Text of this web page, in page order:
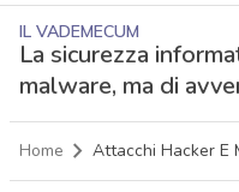
IL VADEMECUM
La sicurezza
malware, ma di
Home Attacchi Hacker E